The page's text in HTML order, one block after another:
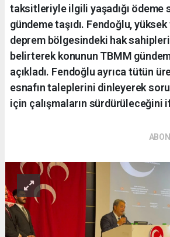
taksitleriyle ilgili yaşadığı ödeme
gündeme taşıdı. Fendoğlu,
deprem bölgesindeki hak
belirterek konunun TBMM
açıkladı. Fendoğlu ayrıca tütün
esnafın taleplerini dinleyerek
için çalışmaların sürdürüleceğini